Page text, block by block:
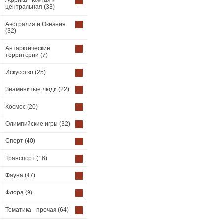
центральная (33)
Австралия и Океания
(32)
Антарктические
территории (7)
Искусство (25)
Знаменитые люди (22)
Космос (20)
Олимпийские игры (32)
Спорт (40)
Транспорт (16)
Фауна (47)
Флора (9)
Тематика - прочая (64)